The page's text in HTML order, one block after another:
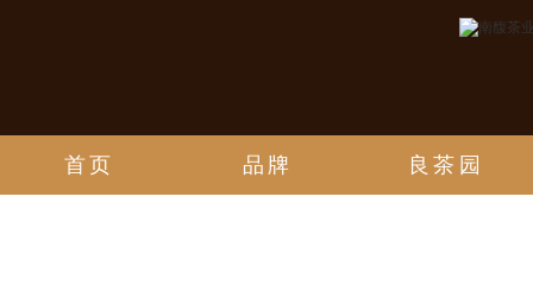
首页 品牌 良茶园